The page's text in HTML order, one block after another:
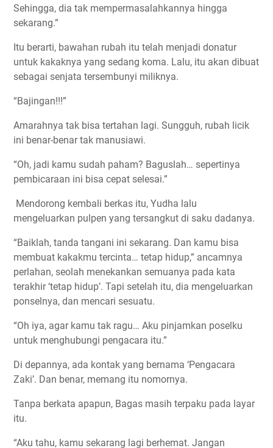
Sehingga, dia tak mempermasalahkannya hingga
sekarang.”
Itu berarti, bawahan rubah itu telah menjadi donatur
untuk kakaknya yang sedang koma. Lalu, itu akan dibuat
sebagai senjata tersembunyi miliknya.
“Bajingan!!!”
Amarahnya tak bisa tertahan lagi. Sungguh, rubah licik
ini benar-benar tak manusiawi.
“Oh, jadi kamu sudah paham? Baguslah… sepertinya
pembicaraan ini bisa cepat selesai.”
Mendorong kembali berkas itu, Yudha lalu
mengeluarkan pulpen yang tersangkut di saku dadanya.
“Baiklah, tanda tangani ini sekarang. Dan kamu bisa
membuat kakakmu tercinta… tetap hidup,” ancamnya
perlahan, seolah menekankan semuanya pada kata
terakhir ‘tetap hidup’. Tapi setelah itu, dia mengeluarkan
ponselnya, dan mencari sesuatu.
“Oh iya, agar kamu tak ragu… Aku pinjamkan poselku
untuk menghubungi pengacara itu.”
Di depannya, ada kontak yang bernama ‘Pengacara
Zaki’. Dan benar, memang itu nomornya.
Tanpa berkata apapun, Bagas masih terpaku pada layar
itu.
“Aku tahu, kamu sekarang lagi berhemat. Jangan